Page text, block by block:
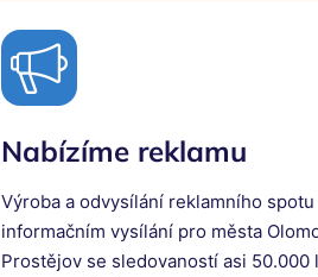
Nabízíme reklamu
Výroba a odvysílání reklamního
informačním vysílání pro města
Prostějov se sledovaností asi 50.000